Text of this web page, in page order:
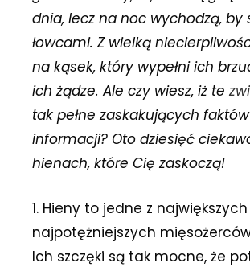
dnia, lecz na noc wychodzą, by
łowcami. Z wielką
na kąsek, który wypełni ich
ich żądze. Ale czy wiesz, iż te
tak pełne zaskakujących
informacji? Oto dziesięć
hienach, które Cię zaskoczą!
1. Hieny to jedne z największych
najpotężniejszych
Ich szczęki są tak mocne, że